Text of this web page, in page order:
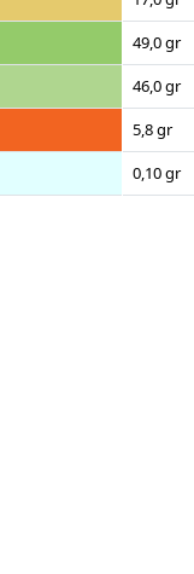
49,0 gr
46,0 gr
5,8 gr
0,10 gr